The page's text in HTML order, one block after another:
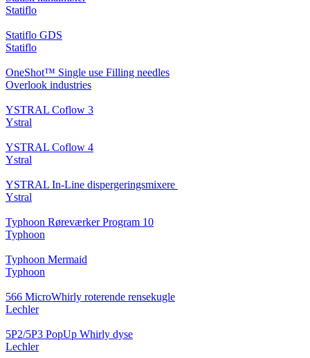
Statiflo
Statiflo GDS
Statiflo
OneShot™ Single use Filling needles
Overlook industries
YSTRAL Coflow 3
Ystral
YSTRAL Coflow 4
Ystral
YSTRAL In-Line dispergeringsmixere ‍‍
Ystral
Typhoon Røreværker Program 10
Typhoon
Typhoon Mermaid
Typhoon
566 MicroWhirly roterende rensekugle
Lechler
5P2/5P3 PopUp Whirly dyse
Lechler